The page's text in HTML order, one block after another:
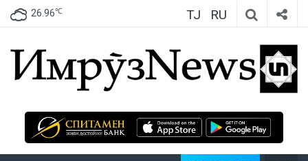
26.96℃ TJ RU
ИмрӯзNews